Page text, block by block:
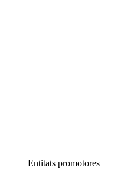
Entitats promotores